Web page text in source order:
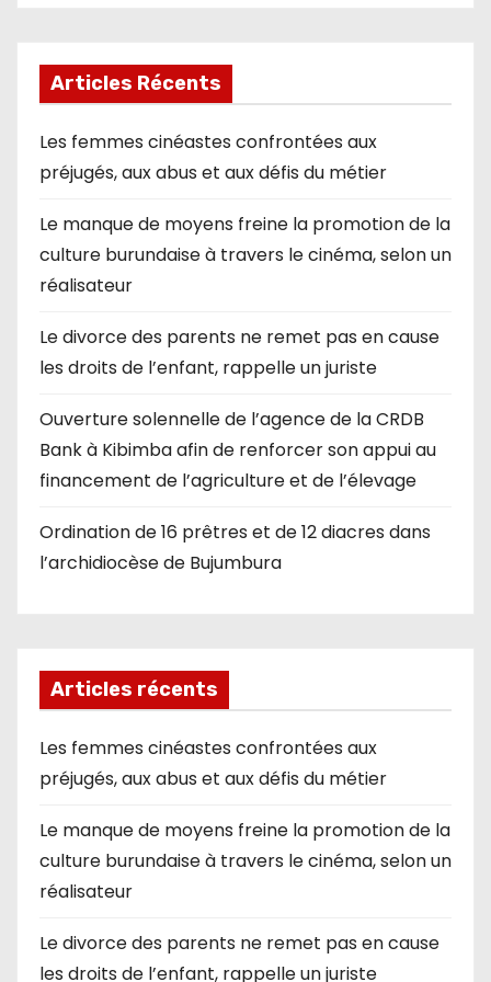
Articles Récents
Les femmes cinéastes confrontées aux
préjugés, aux abus et aux défis du métier
Le manque de moyens freine la promotion de la
culture burundaise à travers le cinéma, selon un
réalisateur
Le divorce des parents ne remet pas en cause
les droits de l’enfant, rappelle un juriste
Ouverture solennelle de l’agence de la CRDB
Bank à Kibimba afin de renforcer son appui au
financement de l’agriculture et de l’élevage
Ordination de 16 prêtres et de 12 diacres dans
l’archidiocèse de Bujumbura
Articles récents
Les femmes cinéastes confrontées aux
préjugés, aux abus et aux défis du métier
Le manque de moyens freine la promotion de la
culture burundaise à travers le cinéma, selon un
réalisateur
Le divorce des parents ne remet pas en cause
les droits de l’enfant, rappelle un juriste